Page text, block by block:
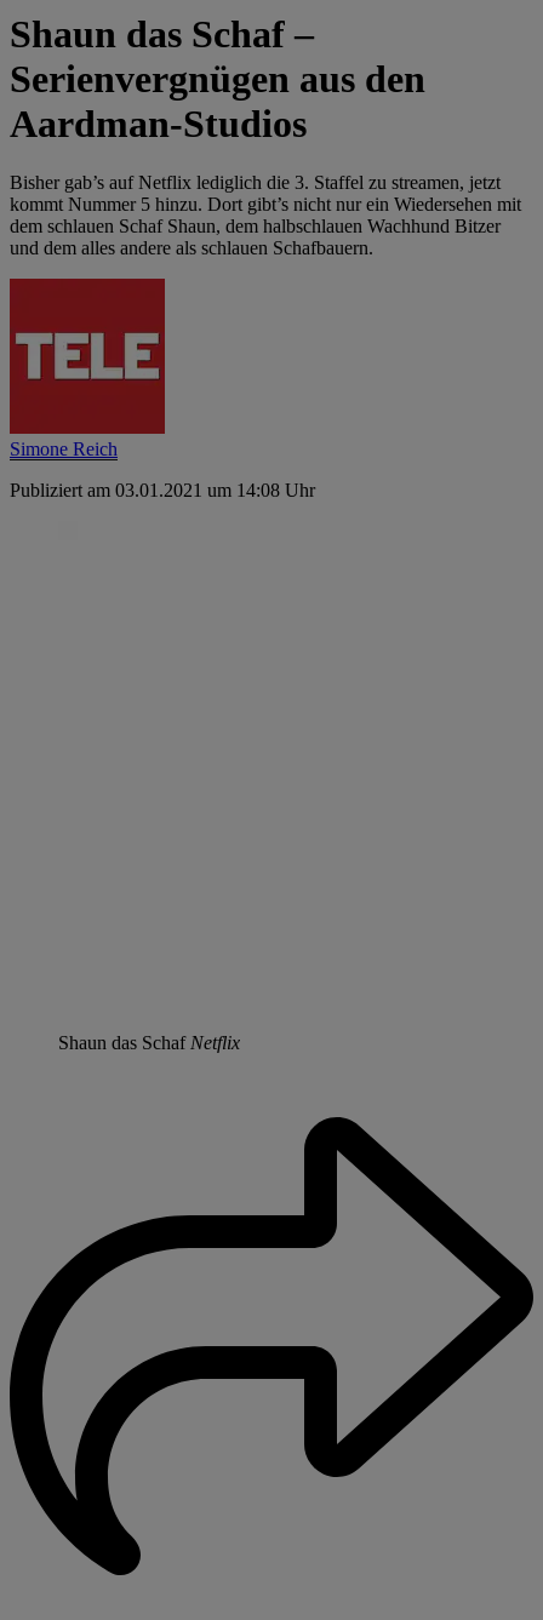
Shaun das Schaf –
Serienvergnügen aus den
Aardman-Studios
Bisher gab’s auf Netflix lediglich die 3. Staffel zu streamen, jetzt
kommt Nummer 5 hinzu. Dort gibt’s nicht nur ein Wiedersehen mit
dem schlauen Schaf Shaun, dem halbschlauen Wachhund Bitzer
und dem alles andere als schlauen Schafbauern.
Simone Reich
Publiziert am 03.01.2021 um 14:08 Uhr
Shaun das Schaf Netflix